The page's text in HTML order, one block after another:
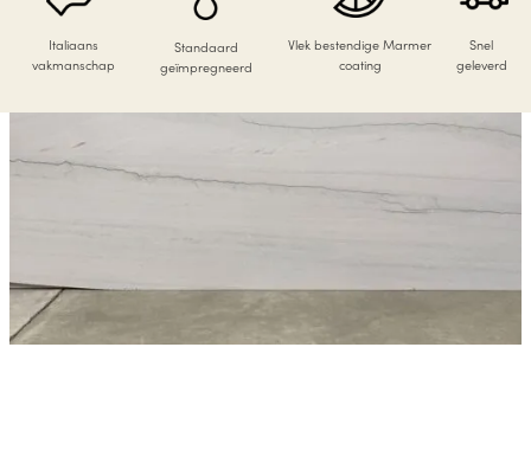
Italiaans
vakmanschap
Standaard
geïmpregneerd
Vlek bestendige Marmer
coating
Snel
geleverd